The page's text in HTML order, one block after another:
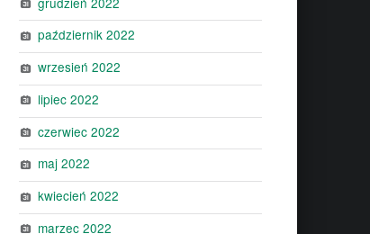
październik 2022
wrzesień 2022
lipiec 2022
czerwiec 2022
maj 2022
kwiecień 2022
marzec 2022